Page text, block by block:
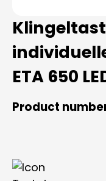
ETA 650
Product